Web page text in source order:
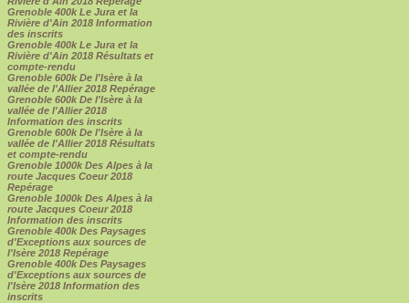
Grenoble 400k Le Jura et la
Rivière d'Ain 2018 Information
des inscrits
Grenoble 400k Le Jura et la
Rivière d'Ain 2018 Résultats et
compte-rendu
Grenoble 600k De l'Isère à la
vallée de l'Allier 2018 Repérage
Grenoble 600k De l'Isère à la
vallée de l'Allier 2018
Information des inscrits
Grenoble 600k De l'Isère à la
vallée de l'Allier 2018 Résultats
et compte-rendu
Grenoble 1000k Des Alpes à la
route Jacques Coeur 2018
Repérage
Grenoble 1000k Des Alpes à la
route Jacques Coeur 2018
Information des inscrits
Grenoble 400k Des Paysages
d'Exceptions aux sources de
l'Isère 2018 Repérage
Grenoble 400k Des Paysages
d'Exceptions aux sources de
l'Isère 2018 Information des
inscrits